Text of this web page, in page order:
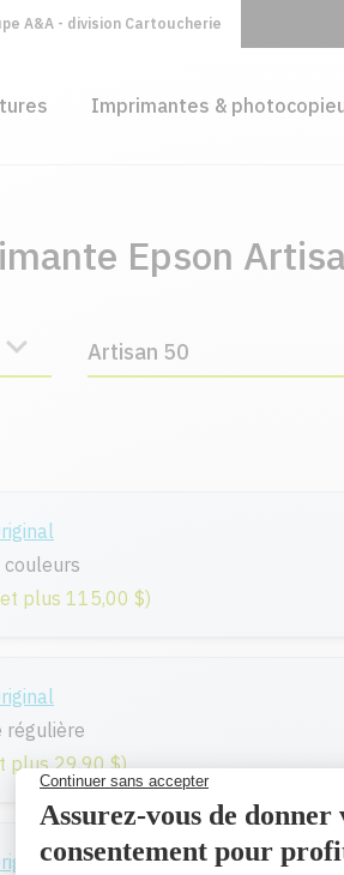
A&A - division Cartoucherie
Imprimantes &
Epson
Artisan 50
plus 115,00 $)
régulière
plus 29,90 $)